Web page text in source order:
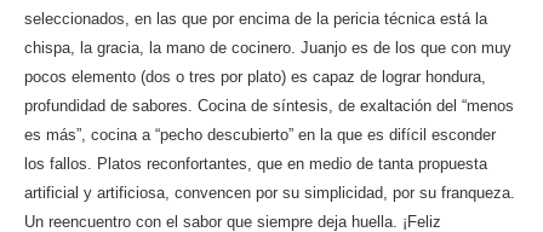
seleccionados, en las que por encima de la pericia técnica está la
chispa, la gracia, la mano de cocinero. Juanjo es de los que con muy
pocos elemento (dos o tres por plato) es capaz de lograr hondura,
profundidad de sabores. Cocina de síntesis, de exaltación del “menos
es más”, cocina a “pecho descubierto” en la que es difícil esconder
los fallos. Platos reconfortantes, que en medio de tanta propuesta
artificial y artificiosa, convencen por su simplicidad, por su franqueza.
Un reencuentro con el sabor que siempre deja huella. ¡Feliz